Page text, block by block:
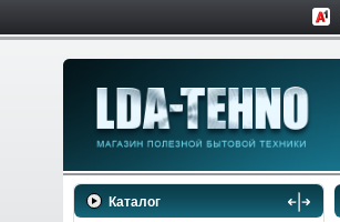
Каталог